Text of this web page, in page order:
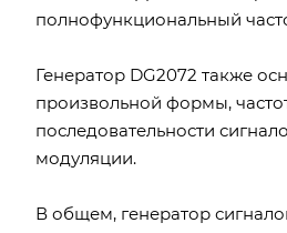
полнофункциональный
Генератор DG2072 также
произвольной формы,
последовательности
модуляции.
В общем, генератор